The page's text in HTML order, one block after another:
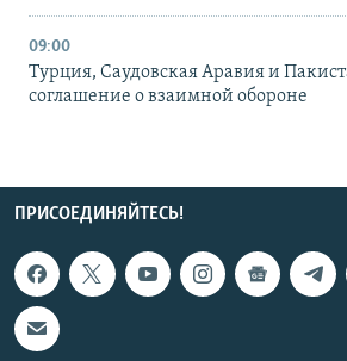
09:00
Турция, Саудовская Аравия и
соглашение о взаимной обороне
ПРИСОЕДИНЯЙТЕСЬ!